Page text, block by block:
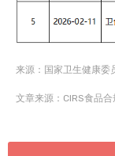
来源：国家卫生健康委
文章来源：CIRS食品合